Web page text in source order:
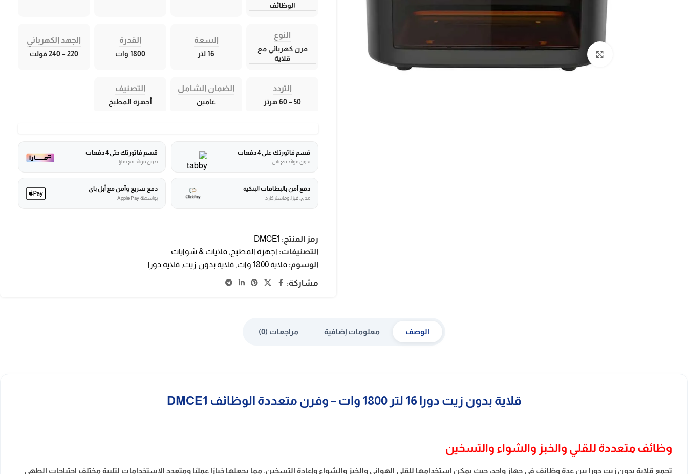
الوظائف
النوع
فرن كهربائي مع
قلاية
السعة
16 لتر
القدرة
1800 وات
الجهد الكهربائي
220 – 240 فولت
التردد
50 – 60 هرتز
الضمان الشامل
عامين
التصنيف
أجهزة المطبخ
قسم فاتورتك على 4 دفعات
بدون فوائد مع تابي
قسم فاتورتك حتى 4 دفعات
بدون فوائد مع تمارا
دفع آمن بالبطاقات البنكية
مدى، فيزا، وماستركارد
دفع سريع وآمن مع أبل باي
بواسطة Apple Pay
رمز المنتج: DMCE1
التصنيفات: اجهزة المطبخ , قلايات & شوايات
الوسوم: قلاية 1800 وات , قلاية بدون زيت, قلاية دورا
مشاركة:
الوصف معلومات إضافية مراجعات (0)
قلاية بدون زيت دورا 16 لتر 1800 وات – وفرن متعددة الوظائف DMCE1
وظائف متعددة للقلي والخبز والشواء والتسخين
تجمع قلاية بدون زيت دورا بين عدة وظائف في جهاز واحد، حيث يمكن استخدامها للقلي الهوائي والخبز والشواء وإعادة التسخين. مما يجعلها خيارًا عمليًا ومتعدد الاستخدامات لتلبية مختلف احتياجات الطهي